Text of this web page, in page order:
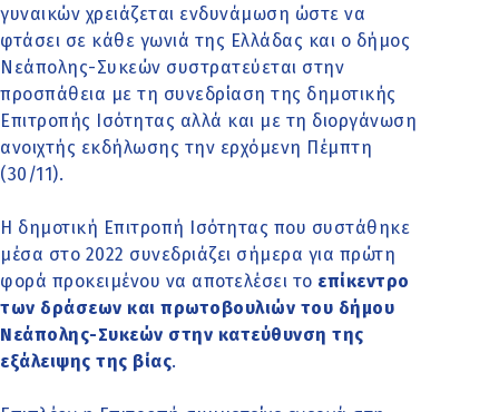
γυναικών χρειάζεται ενδυνάμωση ώστε να
φτάσει σε κάθε γωνιά της Ελλάδας και ο δήμος
Νεάπολης-Συκεών συστρατεύεται στην
προσπάθεια με τη συνεδρίαση της δημοτικής
Επιτροπής Ισότητας αλλά και με τη διοργάνωση
ανοιχτής εκδήλωσης την ερχόμενη Πέμπτη
(30/11).
Η δημοτική Επιτροπή Ισότητας που συστάθηκε
μέσα στο 2022 συνεδριάζει σήμερα για πρώτη
φορά προκειμένου να αποτελέσει το επίκεντρο
των δράσεων και πρωτοβουλιών του δήμου
Νεάπολης-Συκεών στην κατεύθυνση της
εξάλειψης της βίας.